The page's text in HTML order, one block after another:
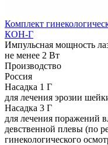
Комплект
КОН-Г
Импульсная мощность
не менее 2 Вт
Производство
Россия
Насадка 1 Г
для лечения эрозии
Насадка 3 Г
для лечения поражений
девственной плевы (по
гинекологического